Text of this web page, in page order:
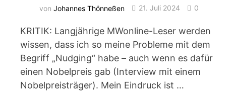
vonJohannes Thönneßen 21. Juli 2024 0
KRITIK: Langjährige MWonline-Leser werden
wissen, dass ich so meine Probleme mit dem
Begriff „Nudging“ habe – auch wenn es dafür
einen Nobelpreis gab (Interview mit einem
Nobelpreisträger). Mein Eindruck ist …